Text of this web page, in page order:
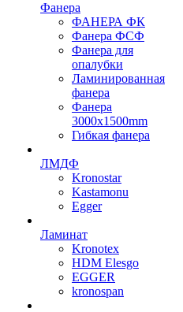
Фанера
ФАНЕРА ФК
Фанера ФСФ
Фанера для
опалубки
Ламинированная
фанера
Фанера
3000х1500mm
Гибкая фанера
ЛМДФ
Kronostar
Kastamonu
Egger
Ламинат
Kronotex
HDM Elesgo
EGGER
kronospan